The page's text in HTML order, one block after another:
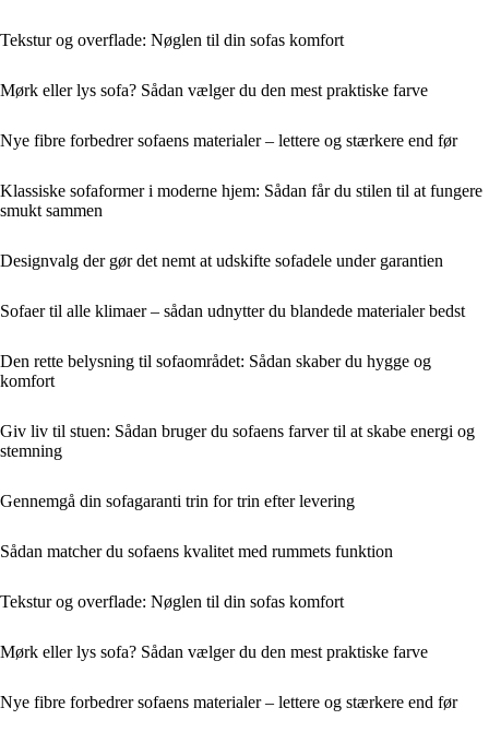
Tekstur og overflade: Nøglen til din sofas komfort
Mørk eller lys sofa? Sådan vælger du den mest praktiske farve
Nye fibre forbedrer sofaens materialer – lettere og stærkere end før
Klassiske sofaformer i moderne hjem: Sådan får du stilen til at fungere
smukt sammen
Designvalg der gør det nemt at udskifte sofadele under garantien
Sofaer til alle klimaer – sådan udnytter du blandede materialer bedst
Den rette belysning til sofaområdet: Sådan skaber du hygge og
komfort
Giv liv til stuen: Sådan bruger du sofaens farver til at skabe energi og
stemning
Gennemgå din sofagaranti trin for trin efter levering
Sådan matcher du sofaens kvalitet med rummets funktion
Tekstur og overflade: Nøglen til din sofas komfort
Mørk eller lys sofa? Sådan vælger du den mest praktiske farve
Nye fibre forbedrer sofaens materialer – lettere og stærkere end før